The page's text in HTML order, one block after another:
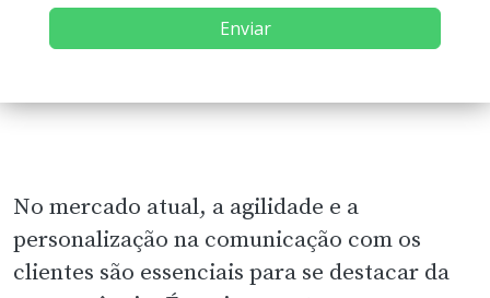
Enviar
No mercado atual, a agilidade e a
personalização na comunicação com os
clientes são essenciais para se destacar da